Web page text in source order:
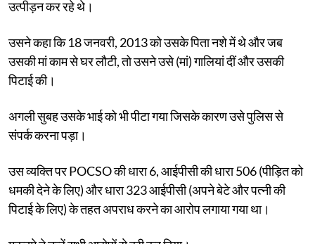
उत्पीड़न कर रहे थे।
उसने कहा कि 18 जनवरी, 2013 को उसके पिता नशे में थे और जब
उसकी मां काम से घर लौटी, तो उसने उसे (मां) गालियां दीं और उसकी
पिटाई की।
अगली सुबह उसके भाई को भी पीटा गया जिसके कारण उसे पुलिस से
संपर्क करना पड़ा।
उस व्यक्ति पर POCSO की धारा 6, आईपीसी की धारा 506 (पीड़ित को
धमकी देने के लिए) और धारा 323 आईपीसी (अपने बेटे और पत्नी की
पिटाई के लिए) के तहत अपराध करने का आरोप लगाया गया था।